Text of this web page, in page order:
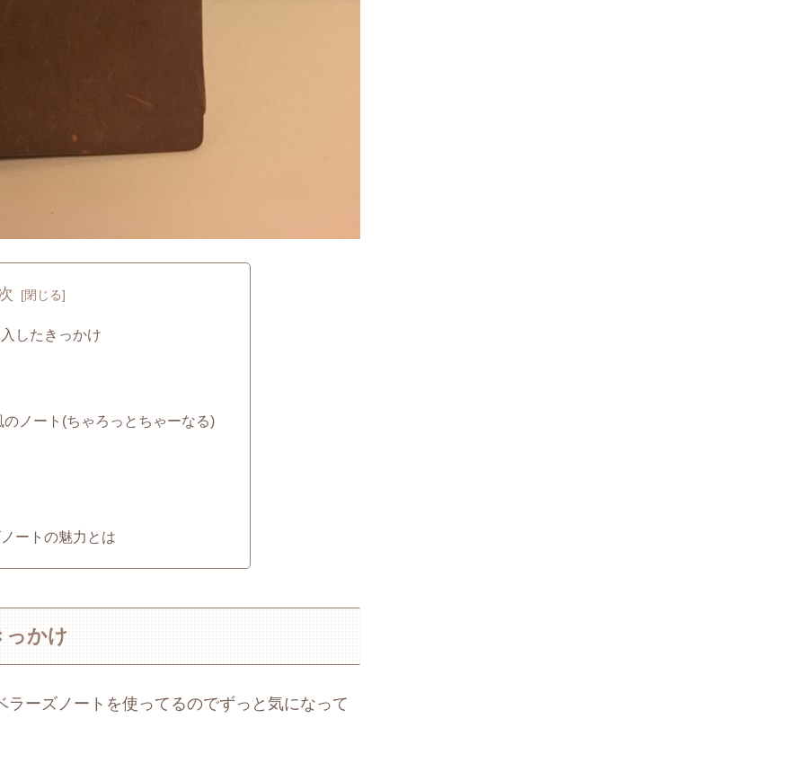
したきっかけ
ノート(ちゃろっとちゃーなる)
ートの魅力とは
っかけ
ーズノートを使ってるのでずっと気になって